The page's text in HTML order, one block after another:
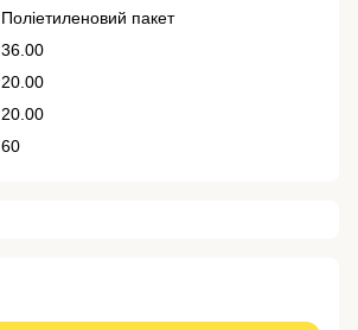
Поліетиленовий пакет
36.00
20.00
20.00
60